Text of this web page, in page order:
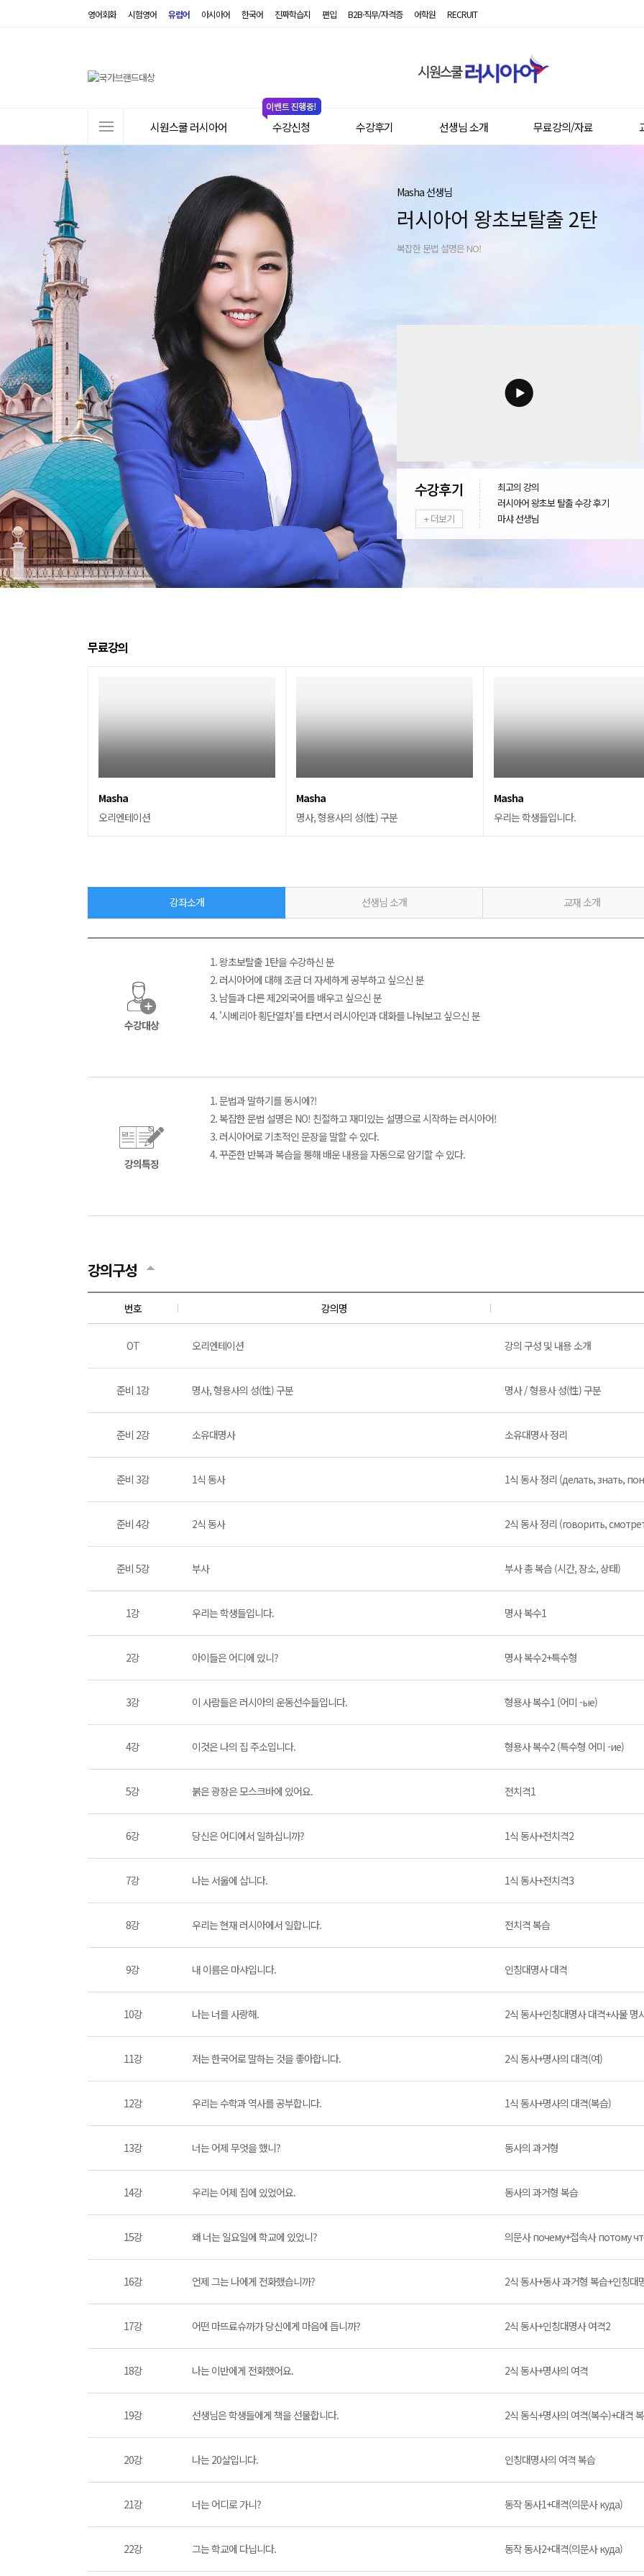
영어회화 시험영어 유럽어 아시아어 한국어 진짜학습지 편입 B2B·직무/자격증 어학원 RECRUIT
어
트
시원스쿨 러시아어 수강신청 수강후기 선생님 소개 무료강의/자료
Masha 선생님
러시아어 왕초보탈출 2탄
복잡한 문법 설명은 NO!
+ 더보기
최고의 강의
러시아어 왕초보 탈출 수강 후기
마샤 선생님
무료강의
Masha
오리엔테이션
Masha
명사, 형용사의 성(性) 구분
Masha
우리는 학생들입니다.
강좌소개 선생님 소개 교재 소개
수강대상
1. 왕초보탈출 1탄을 수강하신 분
2. 러시아어에 대해 조금 더 자세하게 공부하고 싶으신 분
3. 남들과 다른 제2외국어를 배우고 싶으신 분
4. '시베리아 횡단열차'를 타면서 러시아인과 대화를 나눠보고 싶으신 분
강의특징
1. 문법과 말하기를 동시에?!
2. 복잡한 문법 설명은 NO! 친절하고 재미있는 설명으로 시작하는 러시아어!
3. 러시아어로 기초적인 문장을 말할 수 있다.
4. 꾸준한 반복과 복습을 통해 배운 내용을 자동으로 암기할 수 있다.
강의구성
번호 강의명
OT 오리엔테이션 강의 구성 및 내용 소개
준비 1강 명사, 형용사의 성(性) 구분 명사 / 형용사 성(性) 구분
준비 2강 소유대명사 소유대명사 정리
준비 3강 1식 동사 1식 동사 정리 (делать, знать,
준비 4강 2식 동사 2식 동사 정리 (говорить,
준비 5강 부사 부사 총 복습 (시간, 장소, 상태)
1강 우리는 학생들입니다. 명사 복수1
2강 아이들은 어디에 있니? 명사 복수2+특수형
3강 이 사람들은 러시아의 운동선수들입니다. 형용사 복수1 (어미 -ые)
4강 이것은 나의 집 주소입니다. 형용사 복수2 (특수형 어미 -ие)
5강 붉은 광장은 모스크바에 있어요. 전치격1
6강 당신은 어디에서 일하십니까? 1식 동사+전치격2
7강 나는 서울에 삽니다. 1식 동사+전치격3
8강 우리는 현재 러시아에서 일합니다. 전치격 복습
9강 내 이름은 마샤입니다. 인칭대명사 대격
10강 나는 너를 사랑해. 2식 동사+인칭대명사 대격+사물 명
11강 저는 한국어로 말하는 것을 좋아합니다. 2식 동사+명사의 대격(여)
12강 우리는 수학과 역사를 공부합니다. 1식 동사+명사의 대격(복습)
13강 너는 어제 무엇을 했니? 동사의 과거형
14강 우리는 어제 집에 있었어요. 동사의 과거형 복습
15강 왜 너는 일요일에 학교에 있었니? 의문사 почему+접속사 потому
16강 언제 그는 나에게 전화했습니까? 2식 동사+동사 과거형 복습+인칭대
17강 어떤 마뜨료슈까가 당신에게 마음에 듭니까? 2식 동사+인칭대명사 여격2
18강 나는 이반에게 전화했어요. 2식 동사+명사의 여격
19강 선생님은 학생들에게 책을 선물합니다. 2식 동식+명사의 여격(복수)+대격
20강 나는 20살입니다. 인칭대명사의 여격 복습
21강 너는 어디로 가니? 동작 동사1+대격(의문사 куда)
22강 그는 학교에 다닙니다. 동작 동사2+대격(의문사 куда)